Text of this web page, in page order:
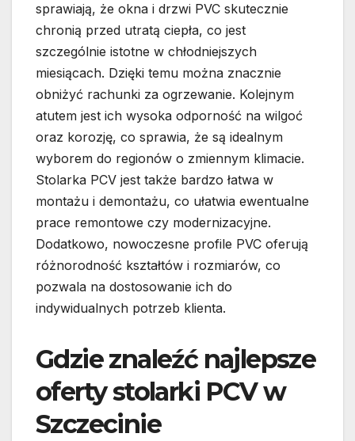
sprawiają, że okna i drzwi PVC skutecznie
chronią przed utratą ciepła, co jest
szczególnie istotne w chłodniejszych
miesiącach. Dzięki temu można znacznie
obniżyć rachunki za ogrzewanie. Kolejnym
atutem jest ich wysoka odporność na wilgoć
oraz korozję, co sprawia, że są idealnym
wyborem do regionów o zmiennym klimacie.
Stolarka PCV jest także bardzo łatwa w
montażu i demontażu, co ułatwia ewentualne
prace remontowe czy modernizacyjne.
Dodatkowo, nowoczesne profile PVC oferują
różnorodność kształtów i rozmiarów, co
pozwala na dostosowanie ich do
indywidualnych potrzeb klienta.
Gdzie znaleźć najlepsze
oferty stolarki PCV w
Szczecinie